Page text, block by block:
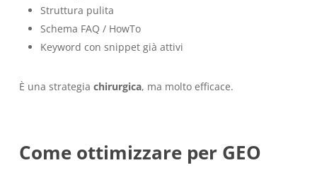
Struttura pulita
Schema FAQ / HowTo
Keyword con snippet già attivi
È una strategia chirurgica, ma molto efficace.
Come ottimizzare per GEO